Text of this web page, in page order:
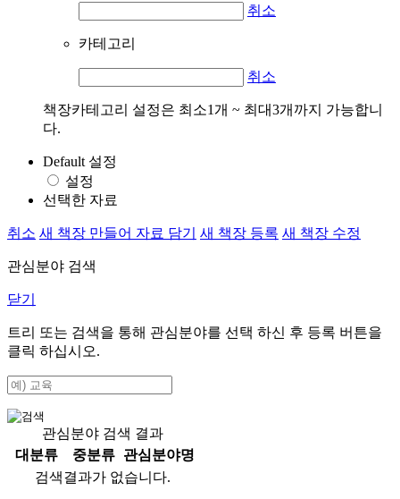
취소
카테고리
취소
책장카테고리 설정은 최소1개 ~ 최대3개까지 가능합니
다.
Default 설정
설정
선택한 자료
취소 새 책장 만들어 자료 담기 새 책장 등록 새 책장 수정
관심분야 검색
닫기
트리 또는 검색을 통해 관심분야를 선택 하신 후 등록 버튼을
클릭 하십시오.
관심분야 검색 결과
대분류
중분류
관심분야명
검색결과가 없습니다.